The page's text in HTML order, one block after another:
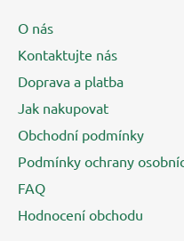
O nás
Kontaktujte nás
Doprava a platba
Jak nakupovat
Obchodní podmínky
Podmínky ochrany
FAQ
Hodnocení obchodu